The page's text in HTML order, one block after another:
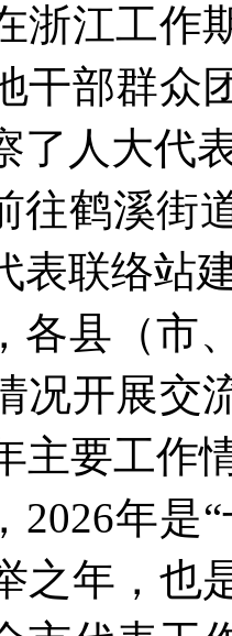
浙江工作
干部群众
了人大代
往鹤溪街
表联络站
各县（市
况开展交
主要工作
2026年是
之年，也